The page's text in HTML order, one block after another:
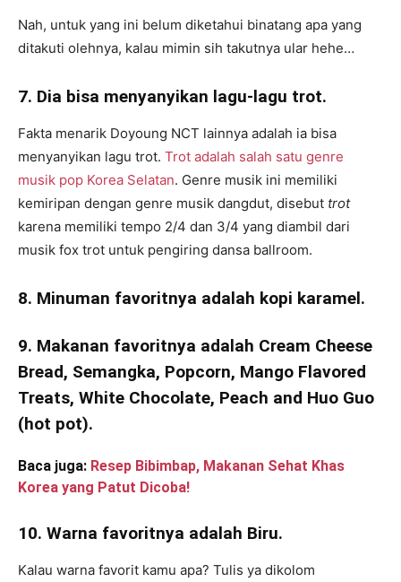
Nah, untuk yang ini belum diketahui binatang apa yang
ditakuti olehnya, kalau mimin sih takutnya ular hehe…
7. Dia bisa menyanyikan lagu-lagu trot.
Fakta menarik Doyoung NCT lainnya adalah ia bisa
menyanyikan lagu trot. Trot adalah salah satu genre
musik pop Korea Selatan. Genre musik ini memiliki
kemiripan dengan genre musik dangdut, disebut trot
karena memiliki tempo 2/4 dan 3/4 yang diambil dari
musik fox trot untuk pengiring dansa ballroom.
8. Minuman favoritnya adalah kopi karamel.
9. Makanan favoritnya adalah Cream Cheese
Bread, Semangka, Popcorn, Mango Flavored
Treats, White Chocolate, Peach and Huo Guo
(hot pot).
Baca juga: Resep Bibimbap, Makanan Sehat Khas
Korea yang Patut Dicoba!
10. Warna favoritnya adalah Biru.
Kalau warna favorit kamu apa? Tulis ya dikolom